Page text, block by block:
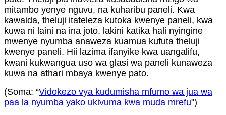
mitambo yenye nguvu, na kuharibu paneli. Kwa
kawaida, theluji itateleza kutoka kwenye paneli, kwa
kuwa ni laini na ina joto, lakini katika hali nyingine
mwenye nyumba anaweza kuamua kufuta theluji
kwenye paneli. Hii lazima ifanyike kwa uangalifu,
kwani kukwangua uso wa glasi wa paneli kunaweza
kuwa na athari mbaya kwenye pato.
(Soma: “Vidokezo vya kudumisha mfumo wa jua wa
paa la nyumba yako ukivuma kwa muda mrefu")